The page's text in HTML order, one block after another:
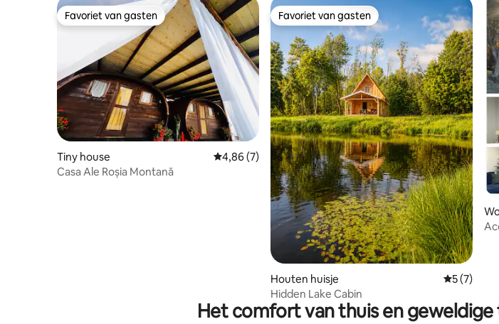
Favoriet van gasten
Favoriet van gasten
Tiny house Gemiddelde beoordeling van 4,86 op 5, 7 recensies
4,86 (7)
Casa Ale Roșia Montană
Favoriet van gasten
Favoriet van gasten
Houten huisje
5 (7)
Hidden Lake Cabin
Het comfort van thuis en